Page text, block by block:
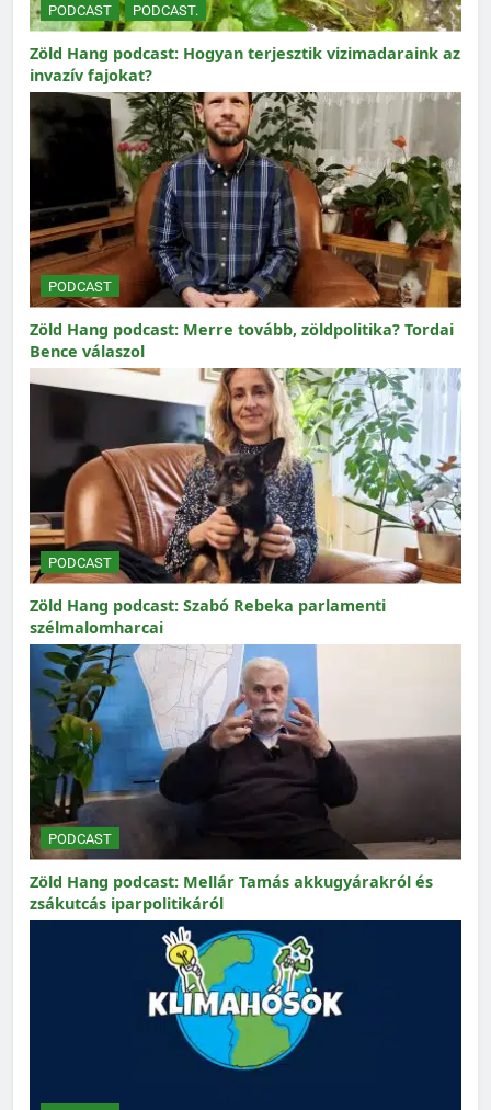
PODCAST PODCAST.
Zöld Hang podcast: Hogyan terjesztik vizimadaraink az
invazív fajokat?
PODCAST
Zöld Hang podcast: Merre tovább, zöldpolitika? Tordai
Bence válaszol
PODCAST
Zöld Hang podcast: Szabó Rebeka parlamenti
szélmalomharcai
PODCAST
Zöld Hang podcast: Mellár Tamás akkugyárakról és
zsákutcás iparpolitikáról